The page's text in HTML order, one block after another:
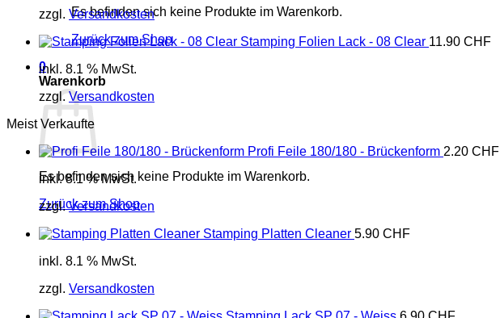
Es befinden sich keine Produkte im Warenkorb.
Zurück zum Shop
0
Warenkorb
Es befinden sich keine Produkte im Warenkorb.
Zurück zum Shop
zzgl. Versandkosten
Stamping Folien Lack - 08 Clear 11.90 CHF
inkl. 8.1 % MwSt.
zzgl.Versandkosten
Meist Verkaufte
Profi Feile 180/180 - Brückenform 2.20 CHF
inkl. 8.1 % MwSt.
zzgl.Versandkosten
Stamping Platten Cleaner 5.90 CHF
inkl. 8.1 % MwSt.
zzgl. Versandkosten